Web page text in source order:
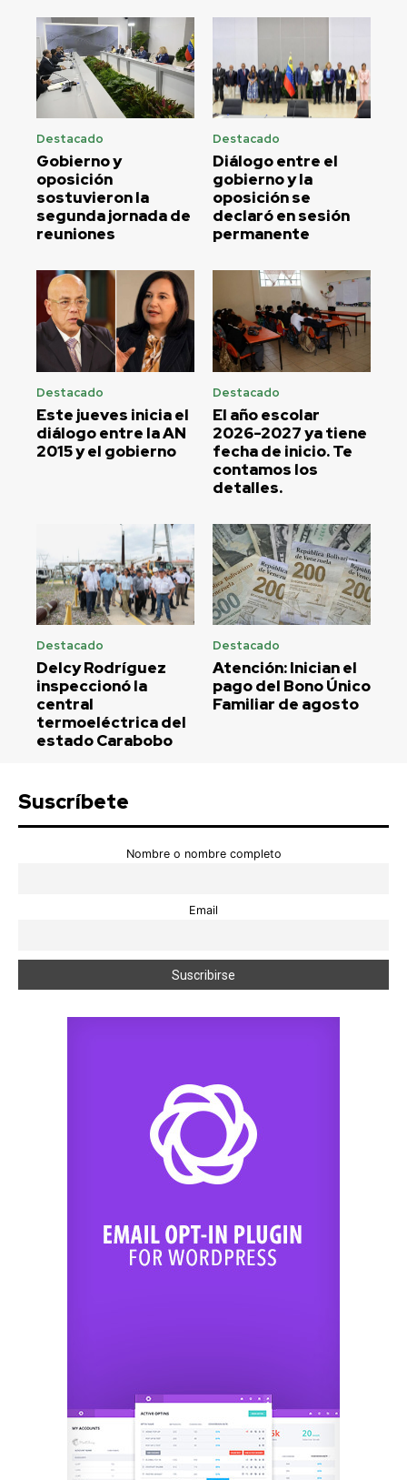
Destacado
Gobierno y
oposición
sostuvieron la
segunda jornada de
reuniones
Destacado
Diálogo entre el
gobierno y la
oposición se
declaró en sesión
permanente
Destacado
Este jueves inicia el
diálogo entre la AN
2015 y el gobierno
Destacado
El año escolar
2026-2027 ya tiene
fecha de inicio. Te
contamos los
detalles.
Destacado
Delcy Rodríguez
inspeccionó la
central
termoeléctrica del
estado Carabobo
Destacado
Atención: Inician el
pago del Bono Único
Familiar de agosto
Suscríbete
Nombre o nombre completo
Email